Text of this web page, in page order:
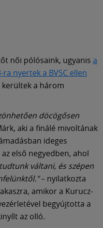
női pólósaink, ugyanis a
nyertek a BVSC ellen
kerültek a három
döcögősen
aki a finálé mivoltának
ideges
első negyedben, ahol
váltani, és szépen
– nyilatkozta
amikor a Kurucz-
begyújtotta a
az olló.